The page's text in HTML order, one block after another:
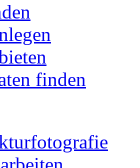
finden